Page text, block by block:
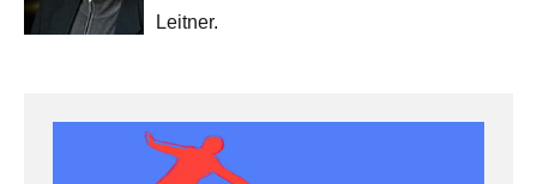
Leitner.